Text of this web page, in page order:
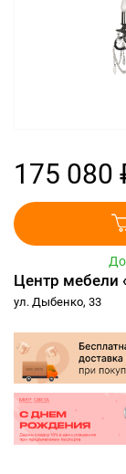
175 080
Центр мебели
ул. Дыбенко, 33